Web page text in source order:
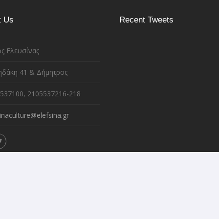
Us
Ελευσίνας
41 & Δήμητρος
2105537216-218
Recent Tweets